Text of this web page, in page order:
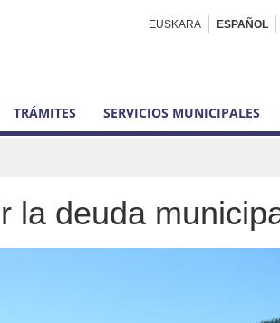
EUSKARA ESPAÑOL
TRÁMITES SERVICIOS MUNICIPALES
la deuda